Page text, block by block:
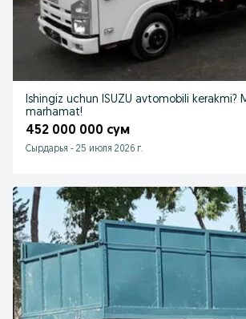
Ishingiz uchun ISUZU avtomobili kerakmi?
marhamat!
452 000 000 сум
Cырдарья - 25 июля 2026 г.